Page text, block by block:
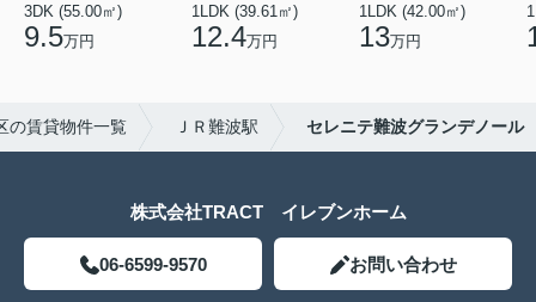
3DK (55.00㎡)
9.5万円
1LDK (39.61㎡)
12.4万円
1LDK (42.00㎡)
13万円
の賃貸物件一覧 ＪＲ難波駅 セレニテ難波グランデノール
株式会社TRACT イレブンホーム
06-6599-9570 お問い合わせ